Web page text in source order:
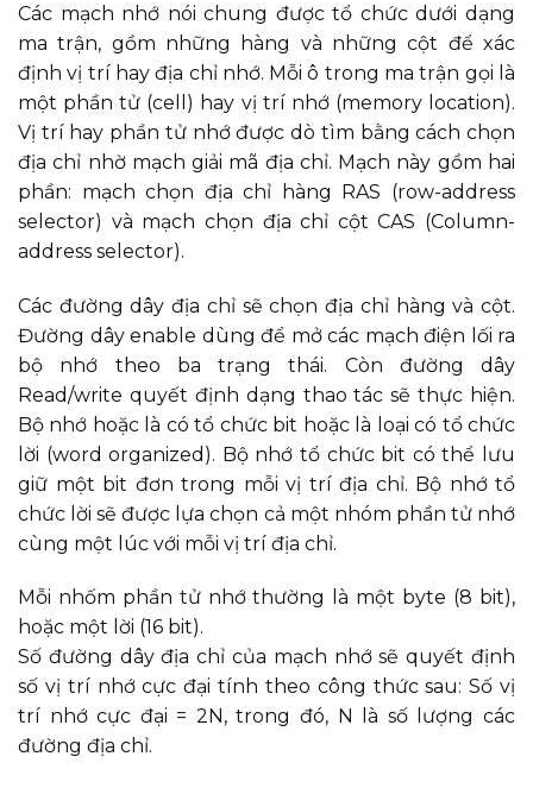
Các mạch nhớ nói chung được tổ chức dưới dạng
ma trận, gồm những hàng và những cột để xác
định vị trí hay địa chỉ nhớ. Mỗi ô trong ma trận gọi là
một phần tử (cell) hay vị trí nhớ (memory location).
Vị trí hay phần tử nhớ được dò tìm bằng cách chọn
địa chỉ nhờ mạch giải mã địa chỉ. Mạch này gồm hai
phần: mạch chọn địa chỉ hàng RAS (row-address
selector) và mạch chọn địa chỉ cột CAS (Column-
address selector).
Các đường dây địa chỉ sẽ chọn địa chỉ hàng và cột.
Đường dây enable dùng để mở các mạch điện lối ra
bộ nhớ theo ba trạng thái. Còn đường dây
Read/write quyết định dạng thao tác sẽ thực hiện.
Bộ nhớ hoặc là có tổ chức bit hoặc là loại có tổ chức
lời (word organized). Bộ nhớ tổ chức bit có thể lưu
giữ một bit đơn trong mỗi vị trí địa chỉ. Bộ nhớ tổ
chức lời sẽ được lựa chọn cả một nhóm phần tử nhớ
cùng một lúc với mỗi vị trí địa chỉ.
Mỗi nhốm phần tử nhớ thường là một byte (8 bit),
hoặc một lời (16 bit).
Số đường dây địa chỉ của mạch nhớ sẽ quyết định
số vị trí nhớ cực đại tính theo công thức sau: Số vị
trí nhớ cực đại = 2N, trong đó, N là số lượng các
đường địa chỉ.